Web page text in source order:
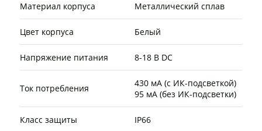
Материал корпуса Металлический сплав
Цвет корпуса Белый
Напряжение питания 8-18 В DC
Ток потребления
430 мА (с ИК-подсветкой)
95 мА (без ИК-подсветки)
Класс защиты IP66